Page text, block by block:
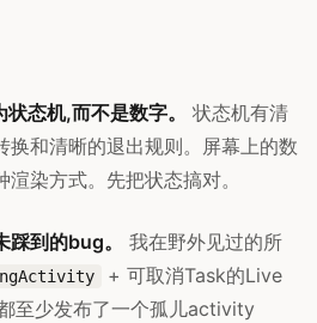
态机,而不是数字。
状态机有清
换和清晰的退出规则。屏幕上的数
染方式。先把状态搞对。
到的bug。
我在野外见过的所
+ 可取消Task的Live
至少发布了一个孤儿activity